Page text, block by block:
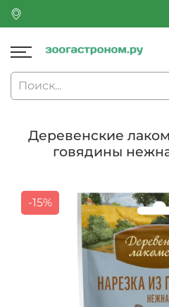
Деревенские
говядины
-15%